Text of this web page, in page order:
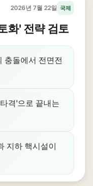
2026년 7월 22일 국제
화' 전략 검토
충돌에서 전면전
격'으로 끝내는
지하 핵시설이